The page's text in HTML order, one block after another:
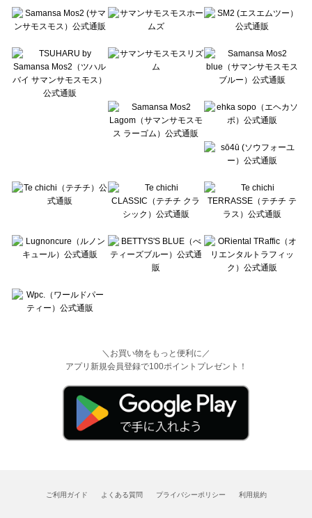
Te chichi（テチチ）のトップス一覧
Te chichi CLASSIC（テチチ クラシック）のトップス一覧
Lugnoncure（ルノンキュール）のトップス一覧
BETTY'S BLUE（べティーズブルー）のトップス一覧
Wpc.（ワールドパーティー）のトップス一覧
＼お買い物をもっと便利に／
アプリ新規会員登録で100ポイントプレゼント！
ご利用ガイド よくある質問 プライバシーポリシー 利用規約